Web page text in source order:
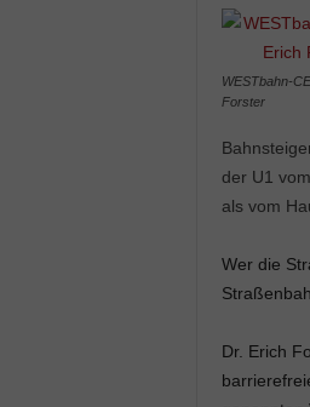
WESTbahn-
Forster
der U1
als vom
Wer die
Dr. Erich